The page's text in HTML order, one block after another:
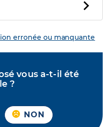
erronée ou manquante
vous a-t-il été
?
NON